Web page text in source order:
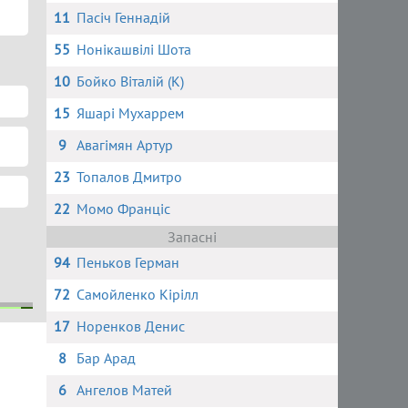
11 Пасіч Геннадій
55 Нонікашвілі Шота
10 Бойко Віталій (К)
15 Яшарі Мухаррем
9 Авагімян Артур
23 Топалов Дмитро
22 Момо Франціс
Запасні
94 Пеньков Герман
72 Самойленко Кірілл
17 Норенков Денис
8
Бар Арад
6 Ангелов Матей